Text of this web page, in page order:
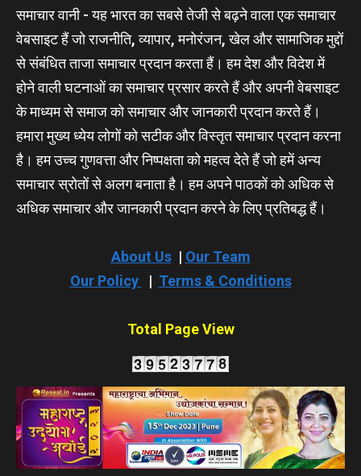
समाचार वानी - यह भारत का सबसे तेजी से बढ़ने वाला एक समाचार
वेबसाइट हैं जो राजनीति, व्यापार, मनोरंजन, खेल और सामाजिक मुद्दों
से संबंधित ताजा समाचार प्रदान करता हैं। हम देश और विदेश में
होने वाली घटनाओं का समाचार प्रसार करते हैं और अपनी वेबसाइट
के माध्यम से समाज को समाचार और जानकारी प्रदान करते हैं।
हमारा मुख्य ध्येय लोगों को सटीक और विस्तृत समाचार प्रदान करना
है। हम उच्च गुणवत्ता और निष्पक्षता को महत्व देते हैं जो हमें अन्य
समाचार स्रोतों से अलग बनाता है। हम अपने पाठकों को अधिक से
अधिक समाचार और जानकारी प्रदान करने के लिए प्रतिबद्ध हैं।
About Us| Our Team
Our Policy
| Terms & Conditions
Total Page View